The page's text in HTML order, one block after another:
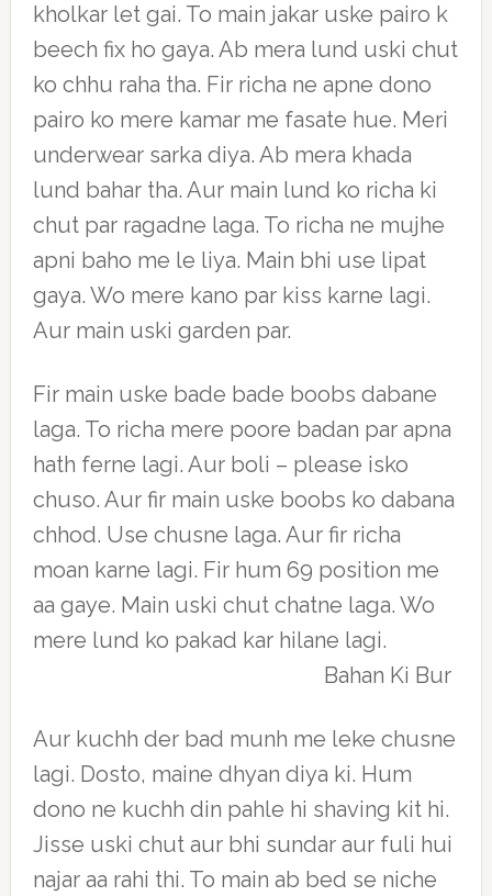
kholkar let gai. To main jakar uske pairo k
beech fix ho gaya. Ab mera lund uski chut
ko chhu raha tha. Fir richa ne apne dono
pairo ko mere kamar me fasate hue. Meri
underwear sarka diya. Ab mera khada
lund bahar tha. Aur main lund ko richa ki
chut par ragadne laga. To richa ne mujhe
apni baho me le liya. Main bhi use lipat
gaya. Wo mere kano par kiss karne lagi.
Aur main uski garden par.
Fir main uske bade bade boobs dabane
laga. To richa mere poore badan par apna
hath ferne lagi. Aur boli – please isko
chuso. Aur fir main uske boobs ko dabana
chhod. Use chusne laga. Aur fir richa
moan karne lagi. Fir hum 69 position me
aa gaye. Main uski chut chatne laga. Wo
mere lund ko pakad kar hilane lagi.
Bahan Ki Bur
Aur kuchh der bad munh me leke chusne
lagi. Dosto, maine dhyan diya ki. Hum
dono ne kuchh din pahle hi shaving kit hi.
Jisse uski chut aur bhi sundar aur fuli hui
najar aa rahi thi. To main ab bed se niche